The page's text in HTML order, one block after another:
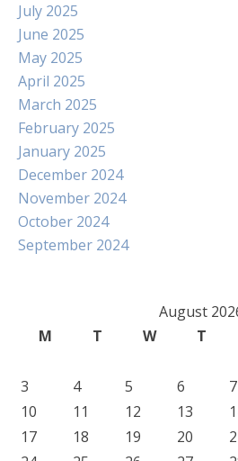
July 2025
June 2025
May 2025
April 2025
March 2025
February 2025
January 2025
December 2024
November 2024
October 2024
September 2024
August
M
T W T
3
4 5 6 7
10
11 12 13
17
18 19 20